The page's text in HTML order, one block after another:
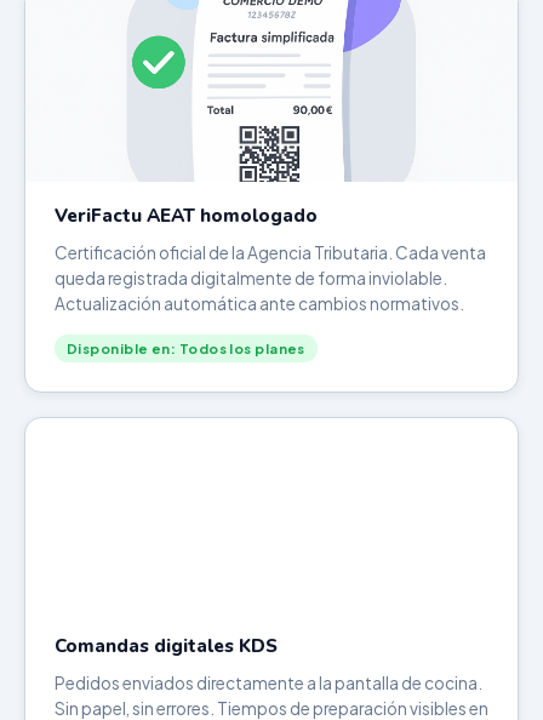
VeriFactu AEAT homologado
Certificación oficial de la Agencia Tributaria. Cada venta
queda registrada digitalmente de forma inviolable.
Actualización automática ante cambios normativos.
Disponible en: Todos los planes
Comandas digitales KDS
Pedidos enviados directamente a la pantalla de cocina.
Sin papel, sin errores. Tiempos de preparación visibles en